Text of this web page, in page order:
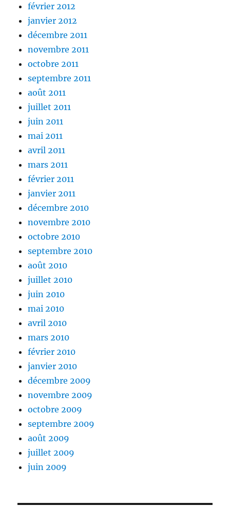
février 2012
janvier 2012
décembre 2011
novembre 2011
octobre 2011
septembre 2011
août 2011
juillet 2011
juin 2011
mai 2011
avril 2011
mars 2011
février 2011
janvier 2011
décembre 2010
novembre 2010
octobre 2010
septembre 2010
août 2010
juillet 2010
juin 2010
mai 2010
avril 2010
mars 2010
février 2010
janvier 2010
décembre 2009
novembre 2009
octobre 2009
septembre 2009
août 2009
juillet 2009
juin 2009